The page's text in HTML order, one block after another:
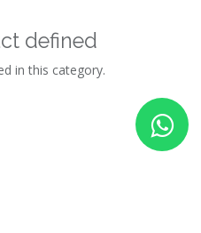
defined
in this category.